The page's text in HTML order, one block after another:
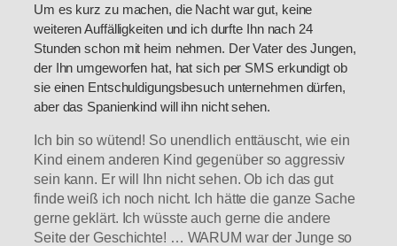
Um es kurz zu machen, die Nacht war gut, keine
weiteren Auffälligkeiten und ich durfte Ihn nach 24
Stunden schon mit heim nehmen. Der Vater des Jungen,
der Ihn umgeworfen hat, hat sich per SMS erkundigt ob
sie einen Entschuldigungsbesuch unternehmen dürfen,
aber das Spanienkind will ihn nicht sehen.
Ich bin so wütend! So unendlich enttäuscht, wie ein
Kind einem anderen Kind gegenüber so aggressiv
sein kann. Er will Ihn nicht sehen. Ob ich das gut
finde weiß ich noch nicht. Ich hätte die ganze Sache
gerne geklärt. Ich wüsste auch gerne die andere
Seite der Geschichte! … WARUM war der Junge so